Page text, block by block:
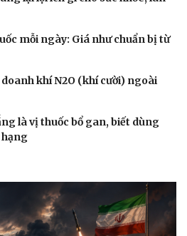
mỗi ngày: Giá như chuẩn bị từ
khí N2O (khí cười) ngoài
là vị thuốc bổ gan, biết dùng